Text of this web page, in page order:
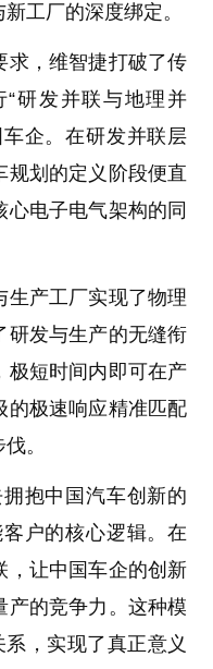
工厂的深度绑定。
求，维智捷打破了传
研发并联与地理并
企。在研发并联层
规划的定义阶段便直
电子电气架构的同
生产工厂实现了物理
研发与生产的无缝衔
极短时间内即可在产
的极速响应精准匹配
。
抱中国汽车创新的
户的核心逻辑。在
，让中国车企的创新
产的竞争力。这种模
系，实现了真正意义